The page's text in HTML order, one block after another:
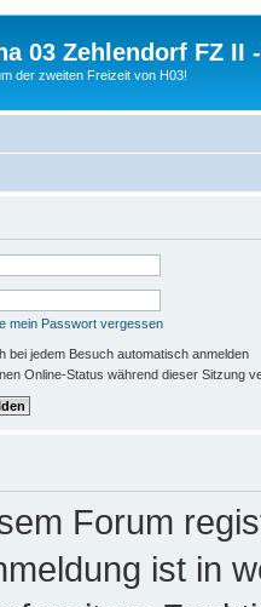
03 Zehlendorf FZ II
der zweiten Freizeit von H03!
mein Passwort vergessen
bei jedem Besuch automatisch anmelden
Online-Status während dieser Sitzung
Forum
ist in